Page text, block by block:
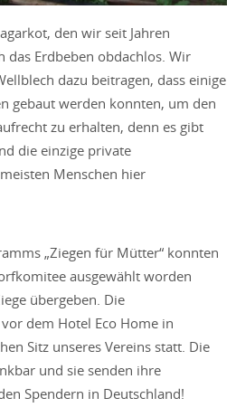
den wir seit Jahren
das Erdbeben obdachlos. Wir
dazu beitragen, dass einige
gebaut werden konnten, um den
zu erhalten, denn es gibt
die einzige private
Menschen hier
„Ziegen für Mütter“ konnten
ausgewählt worden
übergeben. Die
dem Hotel Eco Home in
Sitz unseres Vereins statt. Die
und sie senden ihre
Spendern in Deutschland!